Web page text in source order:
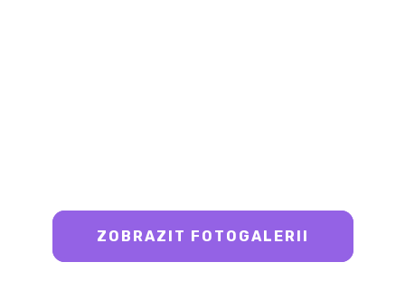
ZOBRAZIT FOTOGALERII